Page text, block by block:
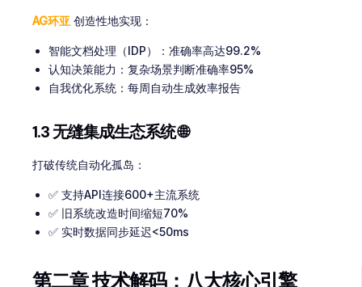
AG环亚 创造性地实现：
智能文档处理（IDP）：准确率高达99.2%
认知决策能力：复杂场景判断准确率95%
自我优化系统：每周自动生成效率报告
1.3 无缝集成生态系统 🌐
打破传统自动化孤岛：
✅ 支持API连接600+主流系统
✅ 旧系统改造时间缩短70%
✅ 实时数据同步延迟<50ms
第二章 技术解码：八大核心引擎